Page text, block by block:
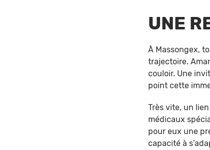
UNE
À Massongex,
trajectoire.
couloir. Une
point cette
Très vite, un
médicaux
pour eux une
capacité à